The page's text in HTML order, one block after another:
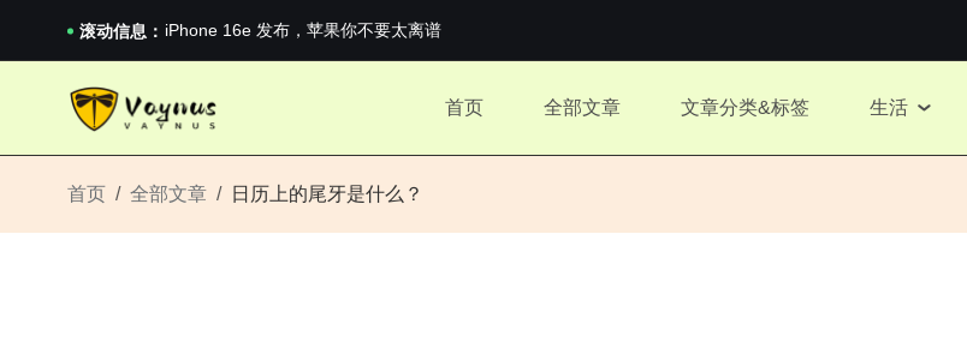
滚动信息： iPhone 16e 发布，苹果你不要太离谱
2026澳网男单收官：全满贯对上全满亚，德约...
iPhone 16e 发布，苹果你不要太离谱
首页 全部文章 文章分类&标签 生活
首页 全部文章 日历上的尾牙是什么？